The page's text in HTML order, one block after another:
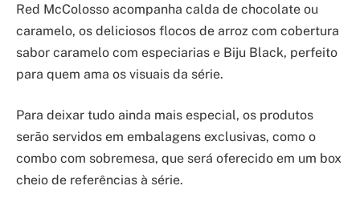
Red McColosso acompanha calda de chocolate ou
caramelo, os deliciosos flocos de arroz com cobertura
sabor caramelo com especiarias e Biju Black, perfeito
para quem ama os visuais da série.
Para deixar tudo ainda mais especial, os produtos
serão servidos em embalagens exclusivas, como o
combo com sobremesa, que será oferecido em um box
cheio de referências à série.